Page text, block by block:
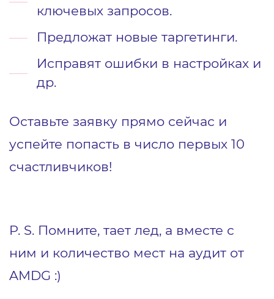
ключевых запросов.
Предложат новые таргетинги.
Исправят ошибки в настройках и
др.
Оставьте заявку прямо сейчас и
успейте попасть в число первых 10
счастливчиков!
P. S. Помните, тает лед, а вместе с
ним и количество мест на аудит от
AMDG :)